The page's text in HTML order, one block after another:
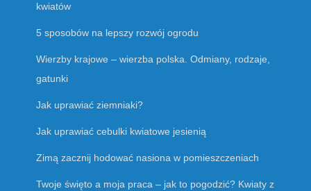
kwiatów
5 sposobów na lepszy rozwój ogrodu
Wierzby krajowe – wierzba polska. Odmiany, rodzaje,
gatunki
Jak uprawiać ziemniaki?
Jak uprawiać cebulki kwiatowe jesienią
Zimą zacznij hodować nasiona w pomieszczeniach
Twoje święto a moja praca – jak to pogodzić? Kwiaty z